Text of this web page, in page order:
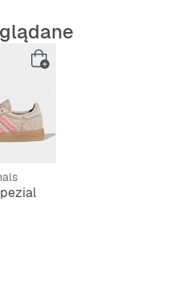
miejskiego stylu.